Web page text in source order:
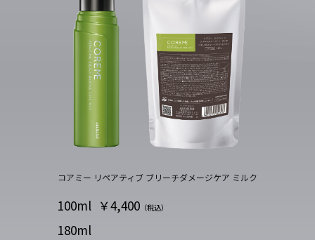
コアミー リペアティブ ブリーチダメージケア ミルク
100ml ￥4,400 （税込）
180ml